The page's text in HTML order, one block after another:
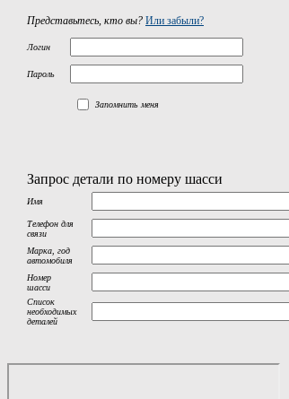
Представьтесь, кто вы? Или забыли?
Логин
Пароль
Запомнить меня
Запрос детали по номеру шасси
Имя
Телефон для
связи
Марка, год
автомобиля
Номер
шасси
Список
необходимых
деталей